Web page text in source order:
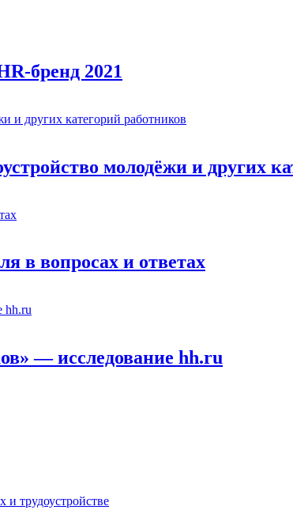
бренд 2021
молодёжи и других
в вопросах и ответах
— исследование hh.ru